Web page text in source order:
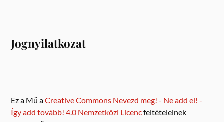
Jognyilatkozat
Ez a Mű aCreative Commons Nevezd meg! - Ne add el! -
Így add tovább! 4.0 Nemzetközi Licencfeltételeinek